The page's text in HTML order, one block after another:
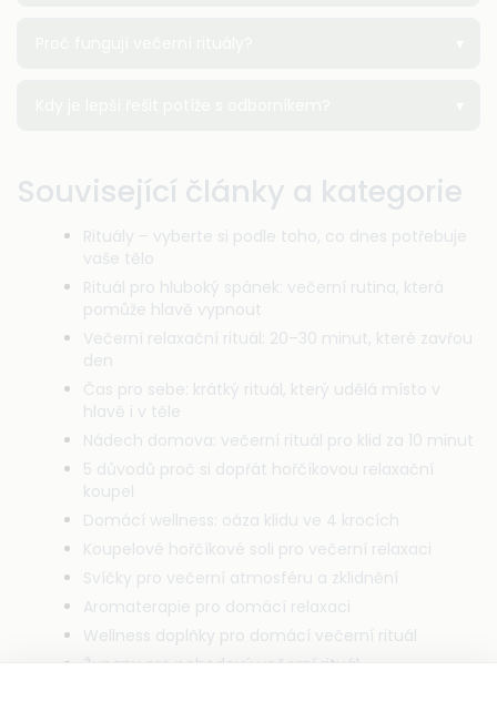
Související články a kategorie
Rituály – vyberte si podle toho, co dnes potřebuje
vaše tělo
Rituál pro hluboký spánek: večerní rutina, která
pomůže hlavě vypnout
Večerní relaxační rituál: 20–30 minut, které zavřou
den
Čas pro sebe: krátký rituál, který udělá místo v
hlavě i v těle
Nádech domova: večerní rituál pro klid za 10 minut
5 důvodů proč si dopřát hořčíkovou relaxační
koupel
Domácí wellness: oáza klidu ve 4 krocích
Koupelové hořčíkové soli pro večerní relaxaci
Svíčky pro večerní atmosféru a zklidnění
Aromaterapie pro domácí relaxaci
Wellness doplňky pro domácí večerní rituál
Župany pro pohodový večerní rituál